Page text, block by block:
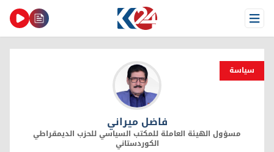
Open Menu
سیاسة
فاضل ميراني
فاضل ميراني
مسؤول الهيئة العاملة للمكتب السياسي للحزب الديمقراطي
الكوردستاني